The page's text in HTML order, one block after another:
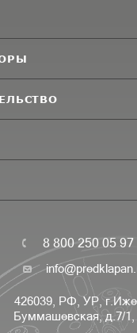
8 800 250 05 97
426039, РФ, УР,
Буммашевская, д.7/